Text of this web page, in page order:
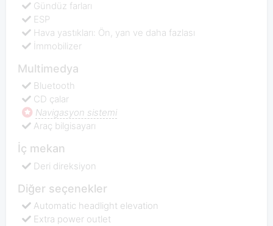
Gündüz farları
ESP
Hava yastıkları: Ön, yan ve daha fazlası
İmmobilizer
Multimedya
Bluetooth
CD çalar
Navigasyon sistemi
Araç bilgisayarı
İç mekan
Deri direksiyon
Diğer seçenekler
Automatic headlight elevation
Extra power outlet